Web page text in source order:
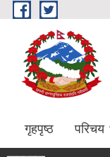
Skip to main content
गृहपृष्ठ परिचय